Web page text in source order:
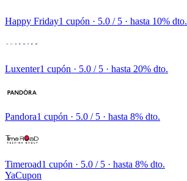
Happy Friday1 cupón · 5.0 / 5 · hasta 10% dto.
Luxenter1 cupón · 5.0 / 5 · hasta 20% dto.
Pandora1 cupón · 5.0 / 5 · hasta 8% dto.
Timeroad1 cupón · 5.0 / 5 · hasta 8% dto.
YaCupon